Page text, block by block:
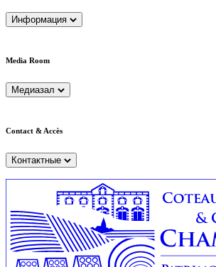
Информация
Media Room
Медиазал
Contact & Accès
Контактные